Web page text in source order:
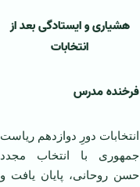
هشیاری و ایستادگی بعد از
انتخابات
فرخنده مدرس
انتخابات دورِ دوازدهم ریاست
جمهوری با انتخاب مجدد
حسن روحانی، پایان یافت و